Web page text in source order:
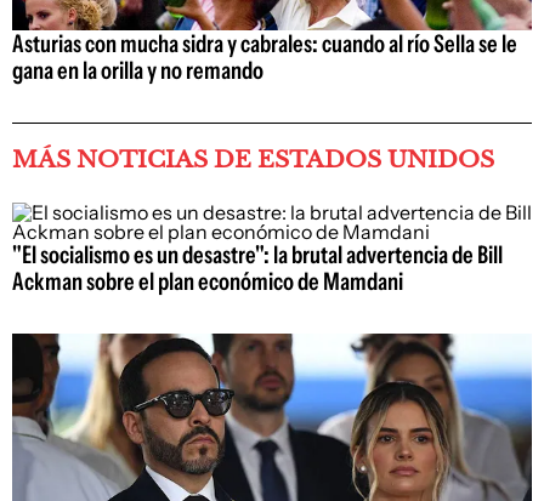
Asturias con mucha sidra y cabrales: cuando al río Sella se le
gana en la orilla y no remando
MÁS NOTICIAS DE ESTADOS UNIDOS
"El socialismo es un desastre": la brutal advertencia de Bill
Ackman sobre el plan económico de Mamdani